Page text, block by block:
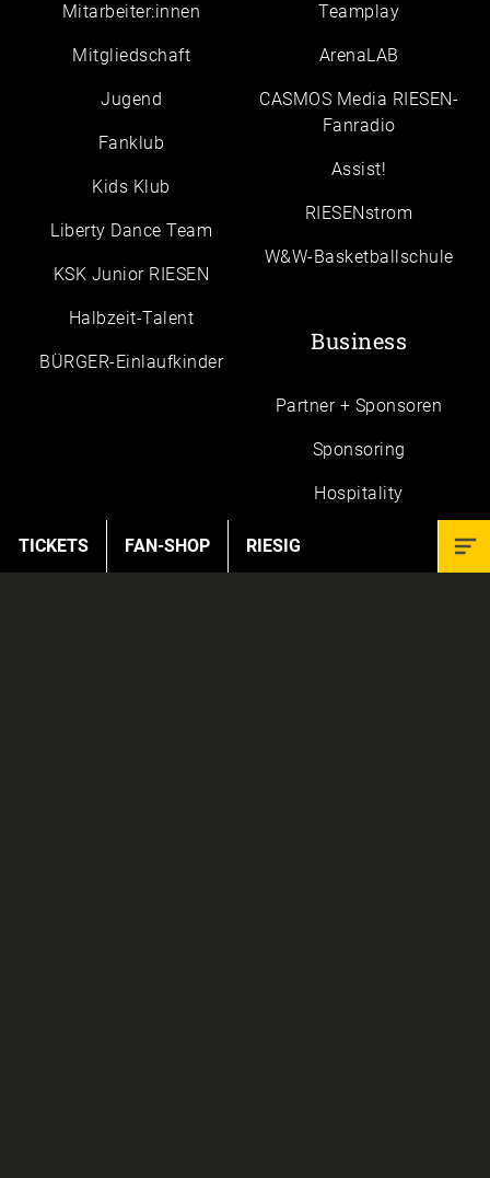
Mitarbeiter:innen
Mitgliedschaft
Jugend
Fanklub
Kids Klub
Liberty Dance Team
KSK Junior RIESEN
Halbzeit-Talent
BÜRGER-Einlaufkinder
Teamplay
ArenaLAB
CASMOS Media RIESEN-
Fanradio
Assist!
RIESENstrom
W&W-Basketballschule
Business
Partner + Sponsoren
Sponsoring
Hospitality
TICKETS FAN-SHOP RIESIG